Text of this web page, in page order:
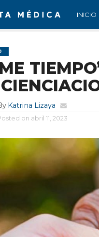
INICIO
Katrina Lizaya
on abril 11, 2023